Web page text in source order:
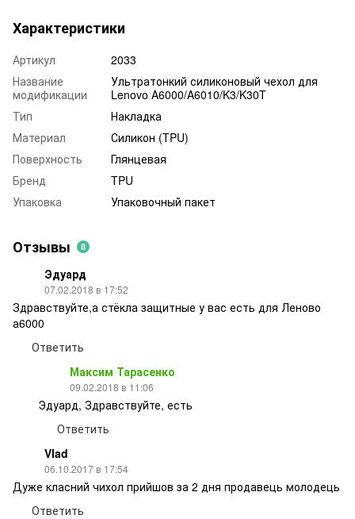
Характеристики
Артикул
2033
Название
модификации
Ультратонкий силиконовый чехол для
Lenovo A6000/A6010/K3/K30T
Тип
Накладка
Материал
Силикон (TPU)
Поверхность
Глянцевая
Бренд
TPU
Упаковка
Упаковочный пакет
Отзывы 8
Эдуард
07.02.2018 в 17:52
Здравствуйте,а стёкла защитные у вас есть для Леново
а6000
Ответить
Максим Тарасенко
09.02.2018 в 11:06
Эдуард, Здравствуйте, есть
Ответить
Vlad
06.10.2017 в 17:54
Дуже класний чихол прийшов за 2 дня продавець молодець
Ответить